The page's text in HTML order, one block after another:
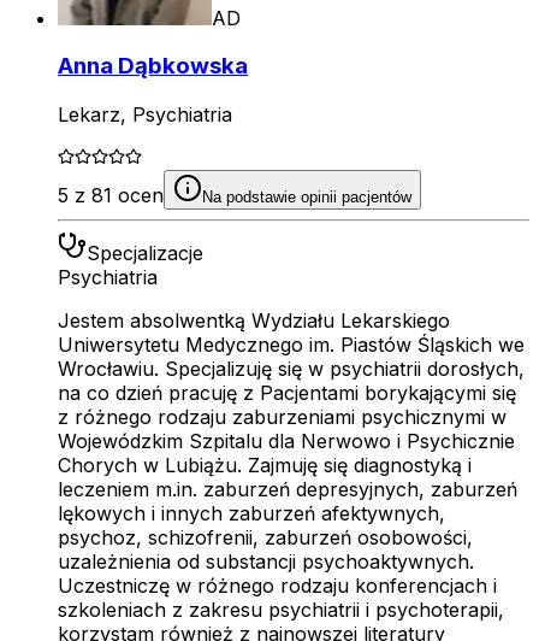
AD
Anna Dąbkowska
Lekarz, Psychiatria
5 z 81 ocen Na podstawie opinii pacjentów
Specjalizacje
Psychiatria
Jestem absolwentką Wydziału Lekarskiego
Uniwersytetu Medycznego im. Piastów Śląskich we
Wrocławiu. Specjalizuję się w psychiatrii dorosłych,
na co dzień pracuję z Pacjentami borykającymi się
z różnego rodzaju zaburzeniami psychicznymi w
Wojewódzkim Szpitalu dla Nerwowo i Psychicznie
Chorych w Lubiążu. Zajmuję się diagnostyką i
leczeniem m.in. zaburzeń depresyjnych, zaburzeń
lękowych i innych zaburzeń afektywnych,
psychoz, schizofrenii, zaburzeń osobowości,
uzależnienia od substancji psychoaktywnych.
Uczestniczę w różnego rodzaju konferencjach i
szkoleniach z zakresu psychiatrii i psychoterapii,
korzystam również z najnowszej literatury